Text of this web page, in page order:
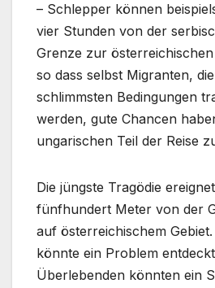
– Schlepper können
vier Stunden von der
Grenze zur
so dass selbst Migranten,
schlimmsten Bedingungen
werden, gute Chancen
ungarischen Teil der Reise
Die jüngste Tragödie
fünfhundert Meter von der
auf österreichischem
könnte ein Problem
Überlebenden könnten ein